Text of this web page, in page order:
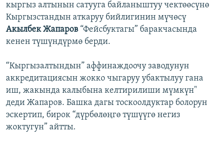
кыргыз алтынын сатууга байланыштуу чектөөсүнө
Кыргызстандын аткаруу бийлигинин мүчөсү
Акылбек Жапаров “Фейсбуктагы” баракчасында
кенен түшүндүрмө берди.
“Кыргызалтындын” аффинаждоочу заводунун
аккредитациясын жокко чыгаруу убактылуу гана
иш, жакында калыбына келтирилиши мүмкүн"
деди Жапаров. Башка дагы тоскоолдуктар болорун
эскертип, бирок “дүрбөлөңгө түшүүгө негиз
жоктугун” айтты.